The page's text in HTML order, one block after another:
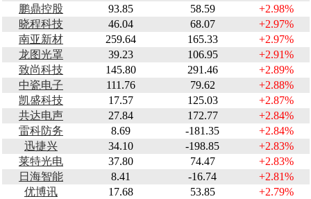
鹏鼎控股
93.85 58.59
+2.98%
晓程科技
46.04 68.07
+2.97%
南亚新材
259.64 165.33
+2.97%
龙图光罩
39.23 106.95
+2.91%
致尚科技
145.80 291.46
+2.89%
中瓷电子
111.76 79.62
+2.88%
凯盛科技
17.57 125.03
+2.87%
共达电声
27.84 172.77
+2.84%
雷科防务
8.69 -181.35
+2.84%
迅捷兴
34.10 -198.85
+2.83%
莱特光电
37.80 74.47
+2.83%
日海智能
8.41 -16.74
+2.81%
优博讯
17.68 53.85
+2.79%